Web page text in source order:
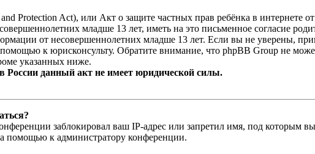
Protection Act), или Акт о защите частных прав ребёнка в
младше 13 лет, иметь на это письменное согласие
от несовершеннолетних младше 13 лет. Если вы не уверены,
к юрисконсульту. Обратите внимание, что phpBB Group не
указанных ниже.
России данный акт не имеет юридической силы.
заблокировал ваш IP-адрес или запретил имя, под которым
помощью к администратору конференции.